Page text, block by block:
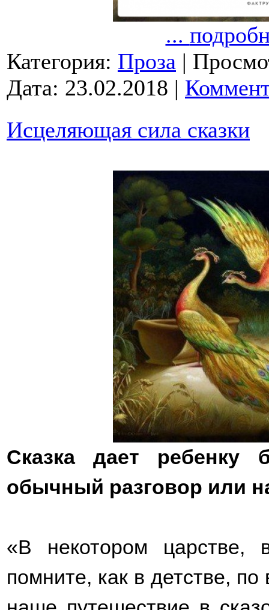
...
Категория: Проза |
Дата: 23.02.2018 |
Исцеляющая сила сказки
Cказка дает ребенку
обычный разговор или
«В некотором царстве,
помните, как в детстве,